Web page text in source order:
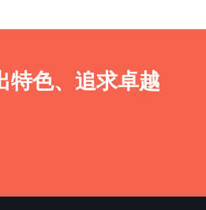
特色、追求卓越